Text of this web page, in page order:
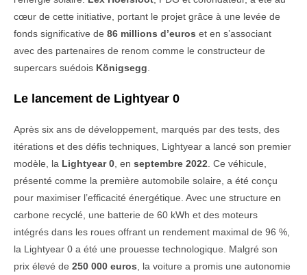
cœur de cette initiative, portant le projet grâce à une levée de
fonds significative de 86 millions d’euros et en s’associant
avec des partenaires de renom comme le constructeur de
supercars suédois Königsegg.
Le lancement de Lightyear 0
Après six ans de développement, marqués par des tests, des
itérations et des défis techniques, Lightyear a lancé son premier
modèle, la Lightyear 0, en septembre 2022. Ce véhicule,
présenté comme la première automobile solaire, a été conçu
pour maximiser l’efficacité énergétique. Avec une structure en
carbone recyclé, une batterie de 60 kWh et des moteurs
intégrés dans les roues offrant un rendement maximal de 96 %,
la Lightyear 0 a été une prouesse technologique. Malgré son
prix élevé de 250 000 euros, la voiture a promis une autonomie